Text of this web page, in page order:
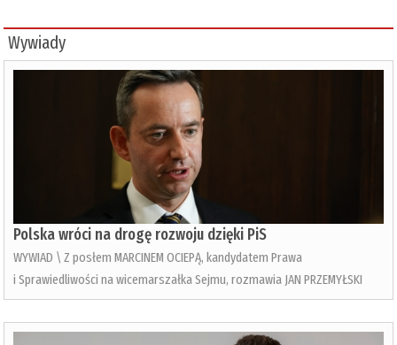
Wywiady
Polska wróci na drogę rozwoju dzięki PiS
WYWIAD \ Z posłem MARCINEM OCIEPĄ, kandydatem Prawa
i Sprawiedliwości na wicemarszałka Sejmu, rozmawia JAN PRZEMYŁSKI